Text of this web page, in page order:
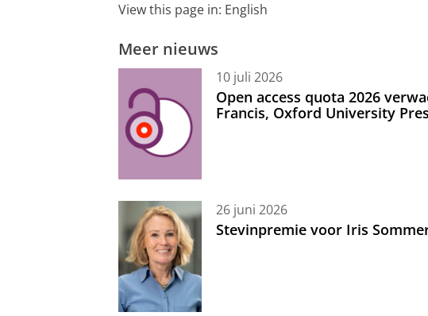
View this page in: English
Meer nieuws
10 juli 2026
Open access quota 2026
Francis, Oxford University
26 juni 2026
Stevinpremie voor Iris